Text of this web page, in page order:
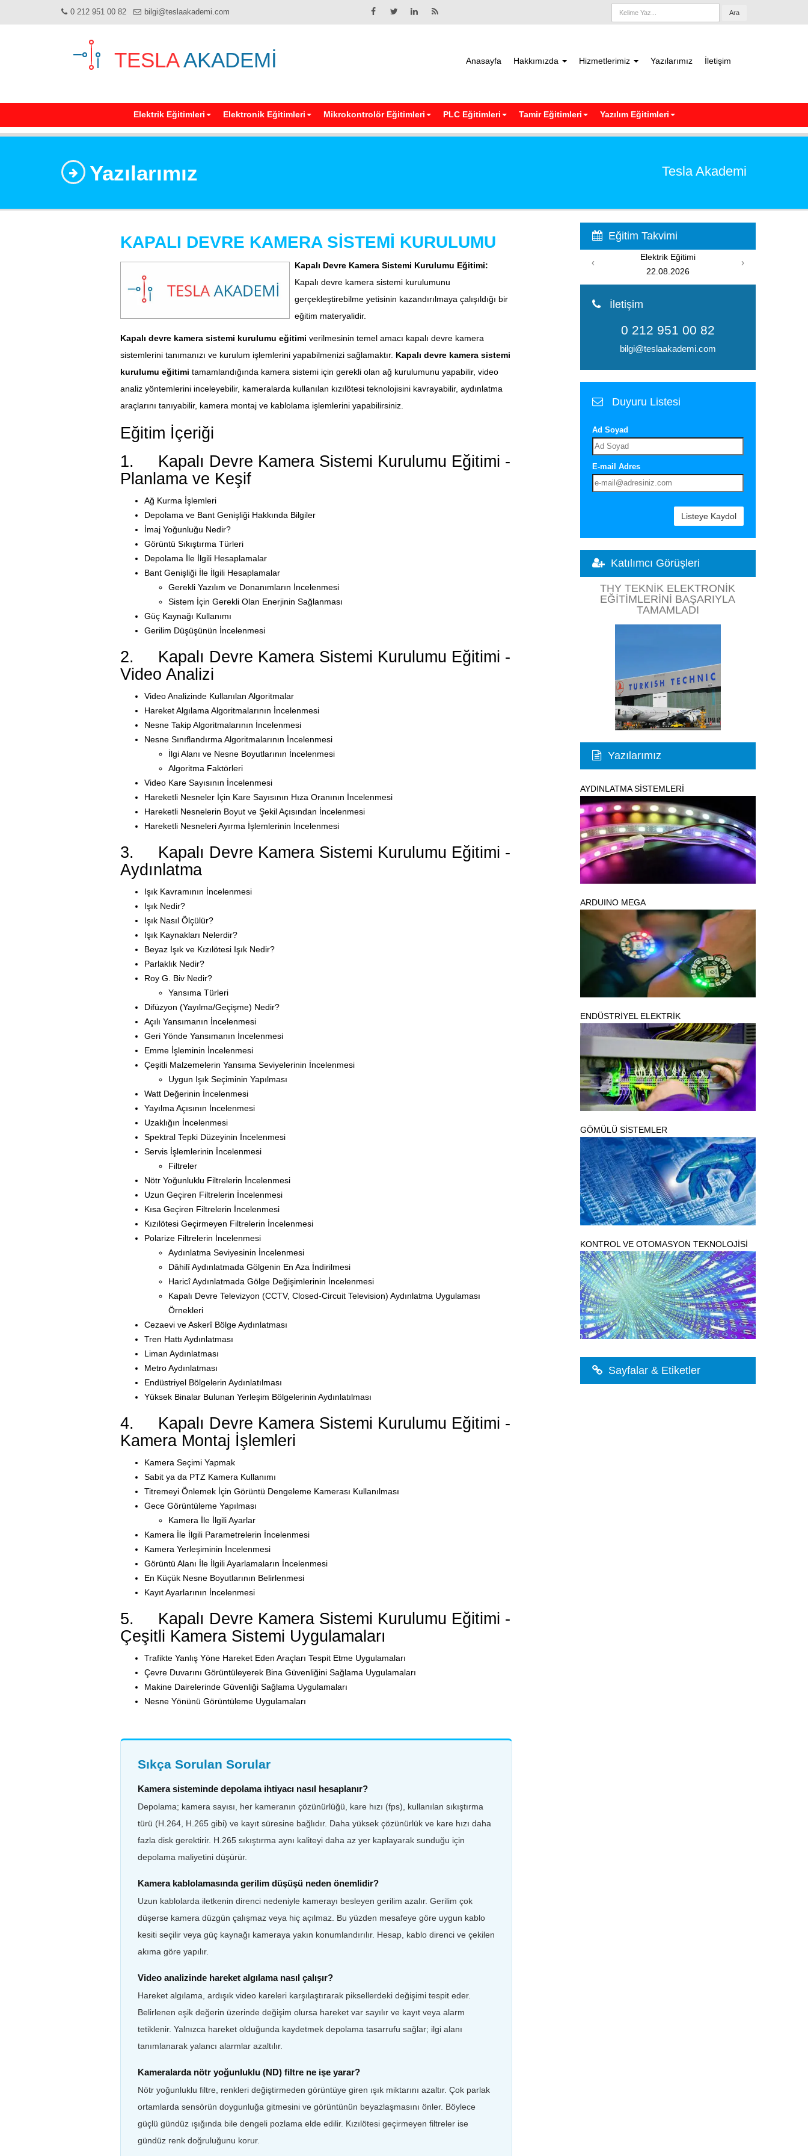
0 212 951 00 82 bilgi@teslaakademi.com Ara
TESLAAKADEMİ Anasayfa Hakkımızda Hizmetlerimiz Yazılarımız İletişim
Elektrik Eğitimleri Elektronik Eğitimleri Mikrokontrolör Eğitimleri PLC Eğitimleri Tamir Eğitimleri Yazılım Eğitimleri
Yazılarımız Tesla Akademi
KAPALI DEVRE KAMERA SİSTEMİ KURULUMU
Kapalı Devre Kamera Sistemi Kurulumu Eğitimi:
Kapalı devre kamera sistemi kurulumunu
gerçekleştirebilme yetisinin kazandırılmaya çalışıldığı bir
eğitim materyalidir.
Kapalı devre kamera sistemi kurulumu eğitimi verilmesinin temel amacı kapalı devre kamera
sistemlerini tanımanızı ve kurulum işlemlerini yapabilmenizi sağlamaktır. Kapalı devre kamera sistemi
kurulumu eğitimi tamamlandığında kamera sistemi için gerekli olan ağ kurulumunu yapabilir, video
analiz yöntemlerini inceleyebilir, kameralarda kullanılan kızılötesi teknolojisini kavrayabilir, aydınlatma
araçlarını tanıyabilir, kamera montaj ve kablolama işlemlerini yapabilirsiniz.
Eğitim İçeriği
1. Kapalı Devre Kamera Sistemi Kurulumu Eğitimi -
Planlama ve Keşif
Ağ Kurma İşlemleri
Depolama ve Bant Genişliği Hakkında Bilgiler
İmaj Yoğunluğu Nedir?
Görüntü Sıkıştırma Türleri
Depolama İle İlgili Hesaplamalar
Bant Genişliği İle İlgili Hesaplamalar
Gerekli Yazılım ve Donanımların İncelenmesi
Sistem İçin Gerekli Olan Enerjinin Sağlanması
Güç Kaynağı Kullanımı
Gerilim Düşüşünün İncelenmesi
2. Kapalı Devre Kamera Sistemi Kurulumu Eğitimi -
Video Analizi
Video Analizinde Kullanılan Algoritmalar
Hareket Algılama Algoritmalarının İncelenmesi
Nesne Takip Algoritmalarının İncelenmesi
Nesne Sınıflandırma Algoritmalarının İncelenmesi
İlgi Alanı ve Nesne Boyutlarının İncelenmesi
Algoritma Faktörleri
Video Kare Sayısının İncelenmesi
Hareketli Nesneler İçin Kare Sayısının Hıza Oranının İncelenmesi
Hareketli Nesnelerin Boyut ve Şekil Açısından İncelenmesi
Hareketli Nesneleri Ayırma İşlemlerinin İncelenmesi
3. Kapalı Devre Kamera Sistemi Kurulumu Eğitimi -
Aydınlatma
Işık Kavramının İncelenmesi
Işık Nedir?
Işık Nasıl Ölçülür?
Işık Kaynakları Nelerdir?
Beyaz Işık ve Kızılötesi Işık Nedir?
Parlaklık Nedir?
Roy G. Biv Nedir?
Yansıma Türleri
Difüzyon (Yayılma/Geçişme) Nedir?
Açılı Yansımanın İncelenmesi
Geri Yönde Yansımanın İncelenmesi
Emme İşleminin İncelenmesi
Çeşitli Malzemelerin Yansıma Seviyelerinin İncelenmesi
Uygun Işık Seçiminin Yapılması
Watt Değerinin İncelenmesi
Yayılma Açısının İncelenmesi
Uzaklığın İncelenmesi
Spektral Tepki Düzeyinin İncelenmesi
Servis İşlemlerinin İncelenmesi
Filtreler
Nötr Yoğunluklu Filtrelerin İncelenmesi
Uzun Geçiren Filtrelerin İncelenmesi
Kısa Geçiren Filtrelerin İncelenmesi
Kızılötesi Geçirmeyen Filtrelerin İncelenmesi
Polarize Filtrelerin İncelenmesi
Aydınlatma Seviyesinin İncelenmesi
Dâhilî Aydınlatmada Gölgenin En Aza İndirilmesi
Haricî Aydınlatmada Gölge Değişimlerinin İncelenmesi
Kapalı Devre Televizyon (CCTV, Closed-Circuit Television) Aydınlatma Uygulaması
Örnekleri
Cezaevi ve Askerî Bölge Aydınlatması
Tren Hattı Aydınlatması
Liman Aydınlatması
Metro Aydınlatması
Endüstriyel Bölgelerin Aydınlatılması
Yüksek Binalar Bulunan Yerleşim Bölgelerinin Aydınlatılması
4. Kapalı Devre Kamera Sistemi Kurulumu Eğitimi -
Kamera Montaj İşlemleri
Kamera Seçimi Yapmak
Sabit ya da PTZ Kamera Kullanımı
Titremeyi Önlemek İçin Görüntü Dengeleme Kamerası Kullanılması
Gece Görüntüleme Yapılması
Kamera İle İlgili Ayarlar
Kamera İle İlgili Parametrelerin İncelenmesi
Kamera Yerleşiminin İncelenmesi
Görüntü Alanı İle İlgili Ayarlamaların İncelenmesi
En Küçük Nesne Boyutlarının Belirlenmesi
Kayıt Ayarlarının İncelenmesi
5. Kapalı Devre Kamera Sistemi Kurulumu Eğitimi -
Çeşitli Kamera Sistemi Uygulamaları
Trafikte Yanlış Yöne Hareket Eden Araçları Tespit Etme Uygulamaları
Çevre Duvarını Görüntüleyerek Bina Güvenliğini Sağlama Uygulamaları
Makine Dairelerinde Güvenliği Sağlama Uygulamaları
Nesne Yönünü Görüntüleme Uygulamaları
Sıkça Sorulan Sorular
Kamera sisteminde depolama ihtiyacı nasıl hesaplanır?
Depolama; kamera sayısı, her kameranın çözünürlüğü, kare hızı (fps), kullanılan sıkıştırma
türü (H.264, H.265 gibi) ve kayıt süresine bağlıdır. Daha yüksek çözünürlük ve kare hızı daha
fazla disk gerektirir. H.265 sıkıştırma aynı kaliteyi daha az yer kaplayarak sunduğu için
depolama maliyetini düşürür.
Kamera kablolamasında gerilim düşüşü neden önemlidir?
Uzun kablolarda iletkenin direnci nedeniyle kamerayı besleyen gerilim azalır. Gerilim çok
düşerse kamera düzgün çalışmaz veya hiç açılmaz. Bu yüzden mesafeye göre uygun kablo
kesiti seçilir veya güç kaynağı kameraya yakın konumlandırılır. Hesap, kablo direnci ve çekilen
akıma göre yapılır.
Video analizinde hareket algılama nasıl çalışır?
Hareket algılama, ardışık video kareleri karşılaştırarak piksellerdeki değişimi tespit eder.
Belirlenen eşik değerin üzerinde değişim olursa hareket var sayılır ve kayıt veya alarm
tetiklenir. Yalnızca hareket olduğunda kaydetmek depolama tasarrufu sağlar; ilgi alanı
tanımlanarak yalancı alarmlar azaltılır.
Kameralarda nötr yoğunluklu (ND) filtre ne işe yarar?
Nötr yoğunluklu filtre, renkleri değiştirmeden görüntüye giren ışık miktarını azaltır. Çok parlak
ortamlarda sensörün doygunluğa gitmesini ve görüntünün beyazlaşmasını önler. Böylece
güçlü gündüz ışığında bile dengeli pozlama elde edilir. Kızılötesi geçirmeyen filtreler ise
gündüz renk doğruluğunu korur.
Eğitim Takvimi
Elektrik Eğitimi
22.08.2026
‹ ›
İletişim
0 212 951 00 82
bilgi@teslaakademi.com
Duyuru Listesi
Ad Soyad
E-mail Adres
Listeye Kaydol
Katılımcı Görüşleri
THY TEKNIK ELEKTRONIK
EĞITIMLERINI BAŞARIYLA
TAMAMLADI
Yazılarımız
AYDINLATMA SİSTEMLERİ
ARDUINO MEGA
ENDÜSTRİYEL ELEKTRİK
GÖMÜLÜ SİSTEMLER
KONTROL VE OTOMASYON TEKNOLOJİSİ
Sayfalar & Etiketler